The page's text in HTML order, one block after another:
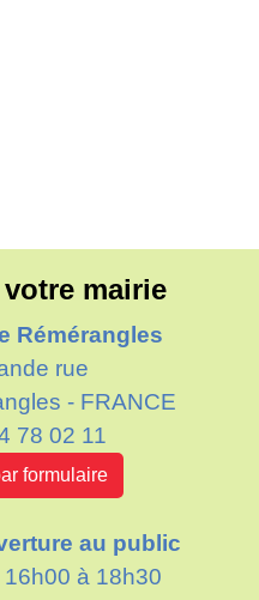
mairie
Rémérangles
rue
- FRANCE
78 02 11
formulaire
au public
à 18h30